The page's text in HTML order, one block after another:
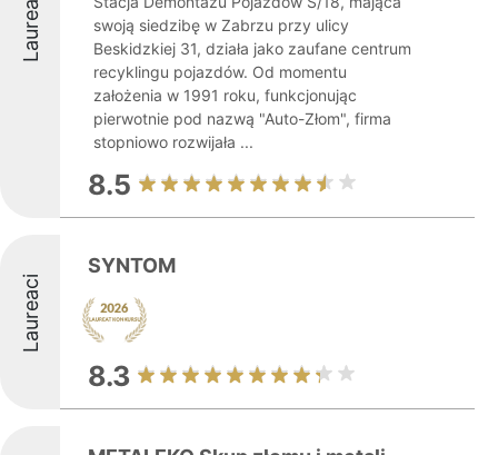
Laureaci
swoją siedzibę w Zabrzu przy ulicy
Beskidzkiej 31, działa jako zaufane centrum
recyklingu pojazdów. Od momentu
założenia w 1991 roku, funkcjonując
pierwotnie pod nazwą "Auto-Złom", firma
stopniowo rozwijała ...
8.5
Laureaci
SYNTOM
8.3